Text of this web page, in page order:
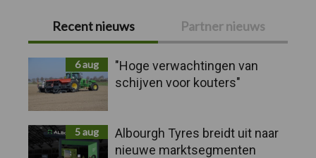
Primaire
Sidebar
Recent nieuws Partner nieuws
6 aug
"Hoge verwachtingen van
schijven voor kouters"
5 aug
Albourgh Tyres breidt uit naar
nieuwe marktsegmenten